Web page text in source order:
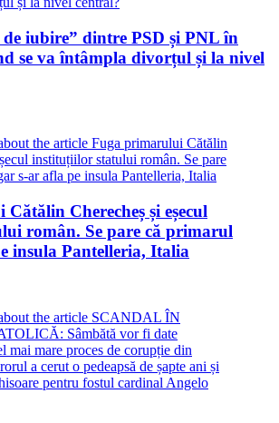
iubire” dintre PSD și PNL în
se va întâmpla divorțul și la nivel
Cherecheș și eșecul
român. Se pare că primarul
insula Pantelleria, Italia